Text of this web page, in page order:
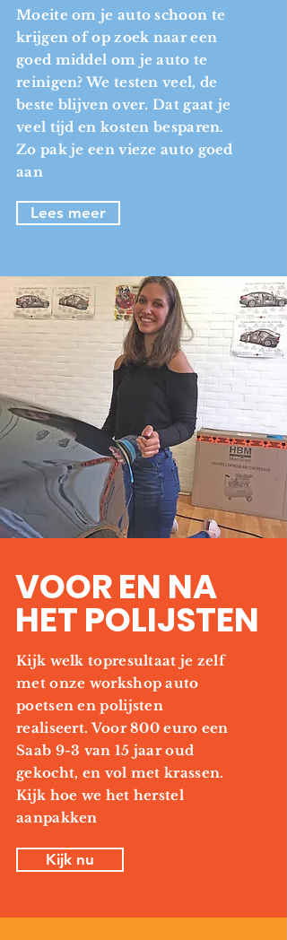
Moeite om je auto schoon te
krijgen of op zoek naar een
goed middel om je auto te
reinigen? We testen veel, de
beste blijven over. Dat gaat je
veel tijd en kosten besparen.
Zo pak je een vieze auto goed
aan
Lees meer
VOOR EN NA
HET POLIJSTEN
Kijk welk topresultaat je zelf
met onze workshop auto
poetsen en polijsten
realiseert. Voor 800 euro een
Saab 9-3 van 15 jaar oud
gekocht, en vol met krassen.
Kijk hoe we het herstel
aanpakken
Kijk nu